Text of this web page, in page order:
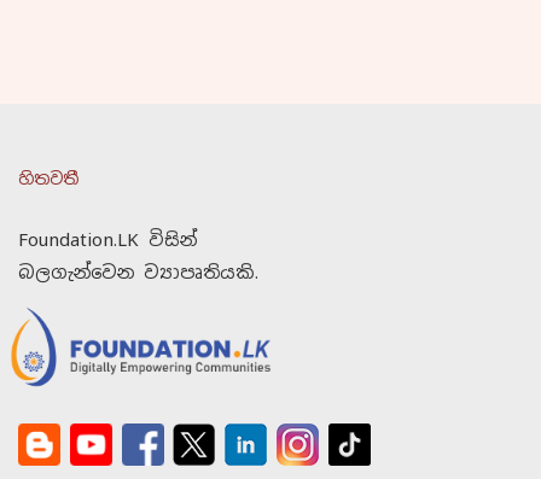
හිතවතී
Foundation.LK විසින්
බලගැන්වෙන ව්‍යාපෘතියකි.